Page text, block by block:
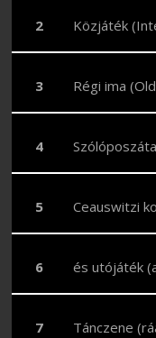
Közjáték
Régi ima
Ceauswitzi
és utójáték
Tánczene